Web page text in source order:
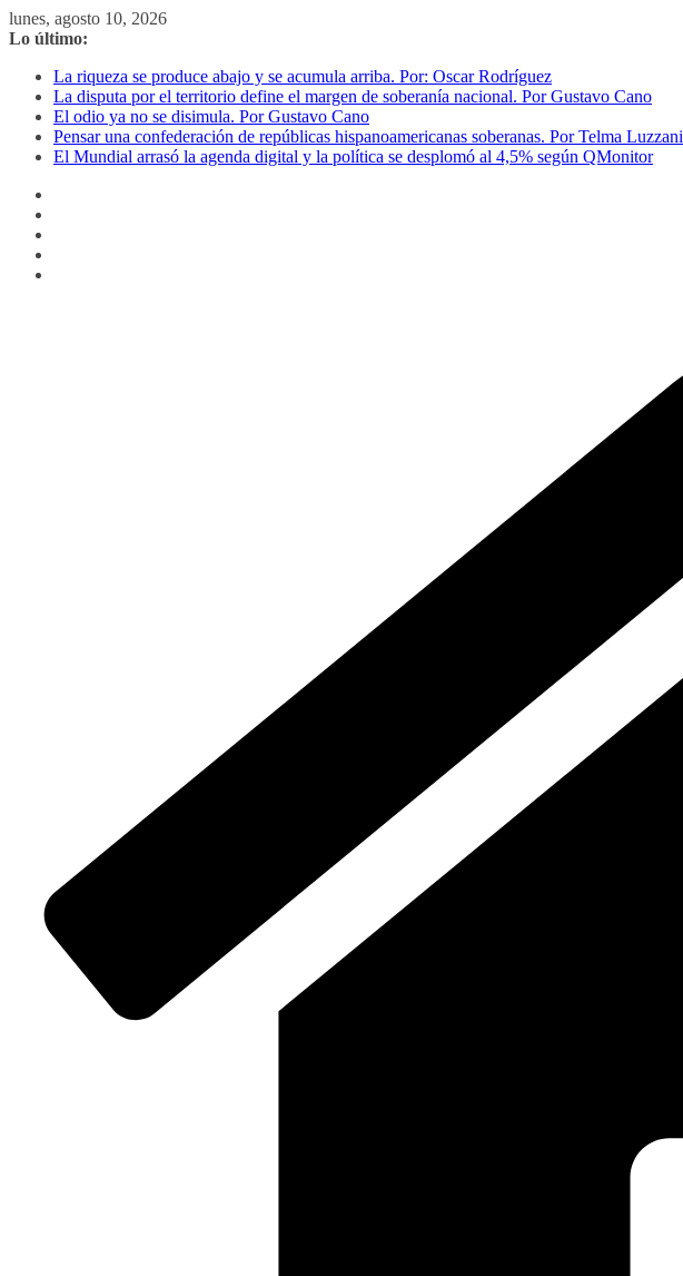
Saltar
al
lunes, agosto 10, 2026
Lo último:
La riqueza se produce abajo y se acumula arriba. Por: Oscar Rodríguez
La disputa por el territorio define el margen de soberanía nacional. Por Gustavo Cano
El odio ya no se disimula. Por Gustavo Cano
Pensar una confederación de repúblicas hispanoamericanas soberanas. Por Telma Luzzani
El Mundial arrasó la agenda digital y la política se desplomó al 4,5% según QMonitor